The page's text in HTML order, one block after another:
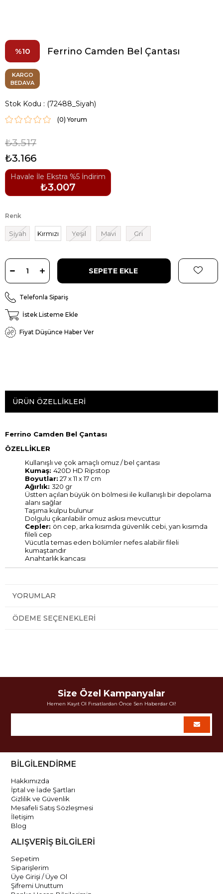
10 Ferrino Camden Bel Çantası
KARGO
BEDAVA
Stok Kodu (72488_Siyah)
(0)
₺3.517
₺3.166
Havale İle Ekstra %5 İndirim
₺3.007
Renk
Siyah Kırmızı Yeşil Mavi Gri
Telefonla Sipariş
İstek Listeme Ekle
Fiyat Düşünce Haber Ver
ÜRÜN ÖZELLIKLERI
Ferrino Camden Bel Çantası
ÖZELLİKLER
Kullanışlı ve çok amaçlı omuz / bel çantası
Kumaş: 420D HD Ripstop
Boyutlar: 27 x 11 x 17 cm
Ağırlık: 320 gr
Üstten açılan büyük ön bölmesi ile kullanışlı bir depolama
alanı sağlar
Taşıma kulpu bulunur
Dolgulu çıkarılabilir omuz askısı mevcuttur
Cepler: ön cep, arka kısımda güvenlik cebi, yan kısımda
fileli cep
Vücutla temas eden bölümler nefes alabilir fileli
kumaştandır
Anahtarlık kancası
YORUMLAR
ÖDEME SEÇENEKLERI
Size Özel Kampanyalar
Hemen Kayıt Ol Fırsatlardan Önce Sen Haberdar Ol!
BİLGİLENDİRME
Hakkımızda
İptal ve İade Şartları
Gizlilik ve Güvenlik
Mesafeli Satış Sözleşmesi
İletişim
Blog
ALIŞVERİŞ BİLGİLERİ
Sepetim
Siparişlerim
Üye Girişi / Üye Ol
Şifremi Unuttum